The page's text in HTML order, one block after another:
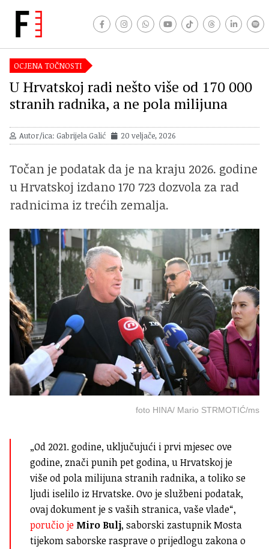
OCJENA TOČNOSTI
U Hrvatskoj radi nešto više od 170 000
stranih radnika, a ne pola milijuna
Autor/ica: Gabrijela Galić 20 veljače, 2026
Točan je podatak da je na kraju 2026. godine
u Hrvatskoj izdano 170 723 dozvola za rad
radnicima iz trećih zemalja.
foto HINA/ Mario STRMOTIĆ/ms
„Od 2021. godine, uključujući i prvi mjesec ove
godine, znači punih pet godina, u Hrvatskoj je
više od pola milijuna stranih radnika, a toliko se
ljudi iselilo iz Hrvatske. Ovo je službeni podatak,
ovaj dokument je s vaših stranica, vaše vlade“,
poručio je Miro Bulj, saborski zastupnik Mosta
tijekom saborske rasprave o prijedlogu zakona o